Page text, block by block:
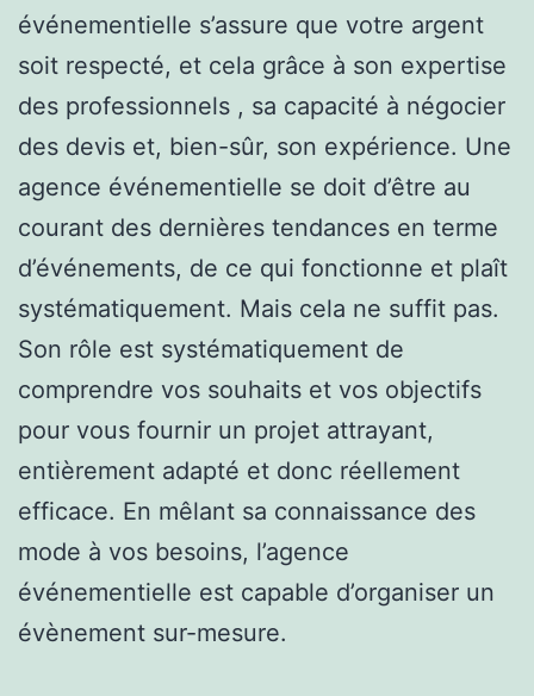
événementielle s’assure que votre argent
soit respecté, et cela grâce à son expertise
des professionnels , sa capacité à négocier
des devis et, bien-sûr, son expérience. Une
agence événementielle se doit d’être au
courant des dernières tendances en terme
d’événements, de ce qui fonctionne et plaît
systématiquement. Mais cela ne suffit pas.
Son rôle est systématiquement de
comprendre vos souhaits et vos objectifs
pour vous fournir un projet attrayant,
entièrement adapté et donc réellement
efficace. En mêlant sa connaissance des
mode à vos besoins, l’agence
événementielle est capable d’organiser un
évènement sur-mesure.